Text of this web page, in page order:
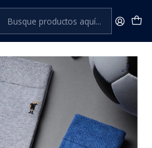
Exchange Sporting Heroes
GIFT BOX